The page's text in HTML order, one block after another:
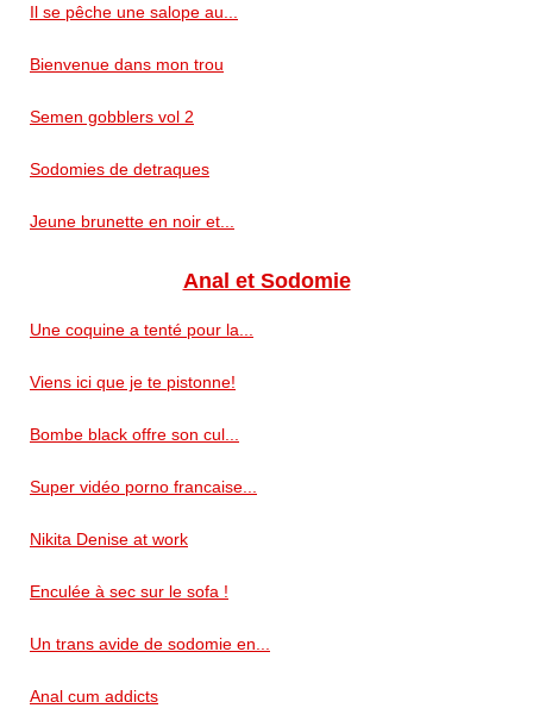
Il se pêche une salope au...
Bienvenue dans mon trou
Semen gobblers vol 2
Sodomies de detraques
Jeune brunette en noir et...
Anal et Sodomie
Une coquine a tenté pour la...
Viens ici que je te pistonne!
Bombe black offre son cul...
Super vidéo porno francaise...
Nikita Denise at work
Enculée à sec sur le sofa !
Un trans avide de sodomie en...
Anal cum addicts